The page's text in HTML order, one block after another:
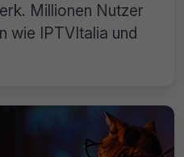
Millionen Nutzer
wie IPTVItalia und